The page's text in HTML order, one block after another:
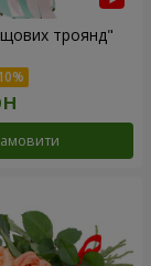
троянд"